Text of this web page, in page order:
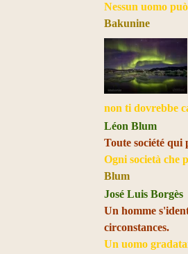
Nessun uomo
Bakunine
non ti dovrebbe
Léon Blum
Toute société
Ogni società che
Blum
José Luis Borgès
Un homme
circonstances.
Un uomo